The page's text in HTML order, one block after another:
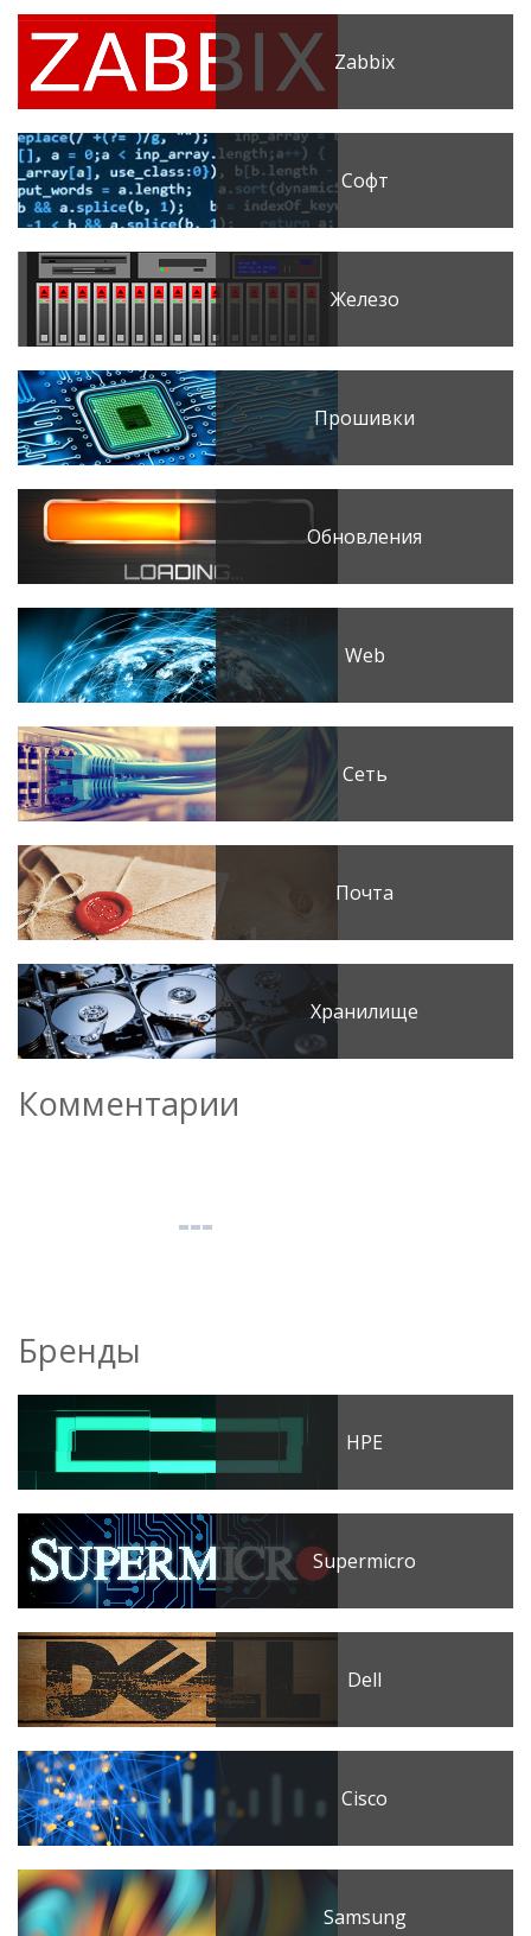
Zabbix
Софт
Железо
Прошивки
Обновления
Web
Сеть
Почта
Хранилище
Комментарии
Бренды
HPE
Supermicro
Dell
Cisco
Samsung